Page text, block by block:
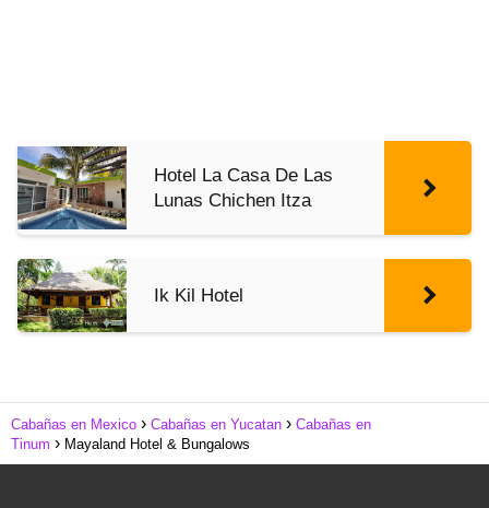
Hotel La Casa De Las
Lunas Chichen Itza
Ik Kil Hotel
Cabañas en Mexico Cabañas en Yucatan
Cabañas en
Tinum
Mayaland Hotel & Bungalows